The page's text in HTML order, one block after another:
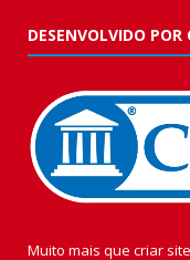
DESENVOLVIDO POR
Muito mais que criar site